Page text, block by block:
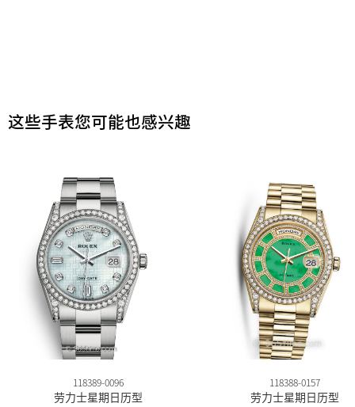
这些手表您可能也感兴趣
118389-0096
劳力士星期日历型
118388-0157
劳力士星期日历型